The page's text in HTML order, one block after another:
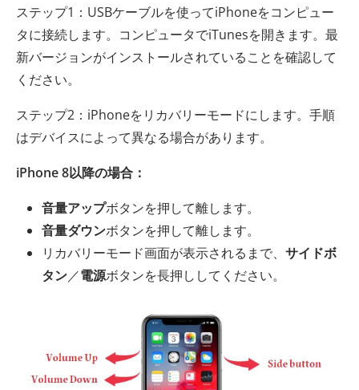
ステップ1：USBケーブルを使ってiPhoneをコンピュー
タに接続します。コンピュータでiTunesを開きます。最
新バージョンがインストールされていることを確認して
ください。
ステップ2：iPhoneをリカバリーモードにします。手順
はデバイスによって異なる場合があります。
iPhone 8以降の場合：
音量アップボタンを押して離します。
音量ダウンボタンを押して離します。
リカバリーモード画面が表示されるまで、 サイドボ
タン／電源ボタンを長押ししてください。